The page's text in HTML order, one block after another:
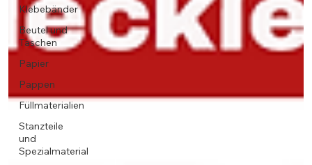
Klebebänder
Beutel und
Taschen
Papier
Pappen
Füllmaterialien
Stanzteile
und
Spezialmaterial